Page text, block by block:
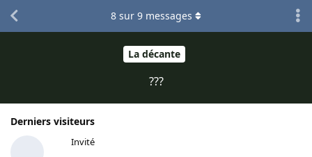
La décante
???
Derniers visiteurs
Invité
8 sur 9 messages